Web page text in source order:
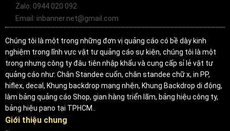
Zalo: 0944 020 092
Email: inbanner.net@gmail.com
Chúng tôi là một trong những đơn vị quảng cáo có bề dày kinh
nghiệm trong lĩnh vực vật tư quảng cáo sự kiện, chúng tôi là một
trong nhưng công ty đâu tiên nhập khẩu và cung cấp sỉ lẻ vật tư
quảng cáo như: Chân Standee cuốn, chân standee chữ x, in PP,
hiflex, decal, Khung backdrop mạng nhện, Khung Backdrop di động,
làm bảng quảng cáo Shop, gian hàng triển lãm, bảng hiệu công ty,
bảng hiệu pano tại TPHCM..
Giới thiệu chung